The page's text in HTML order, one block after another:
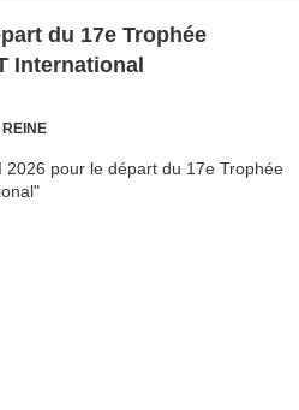
du 17e Trophée
International